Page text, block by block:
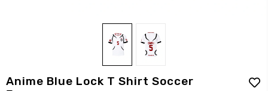
Anime Blue Lock T Shirt Soccer